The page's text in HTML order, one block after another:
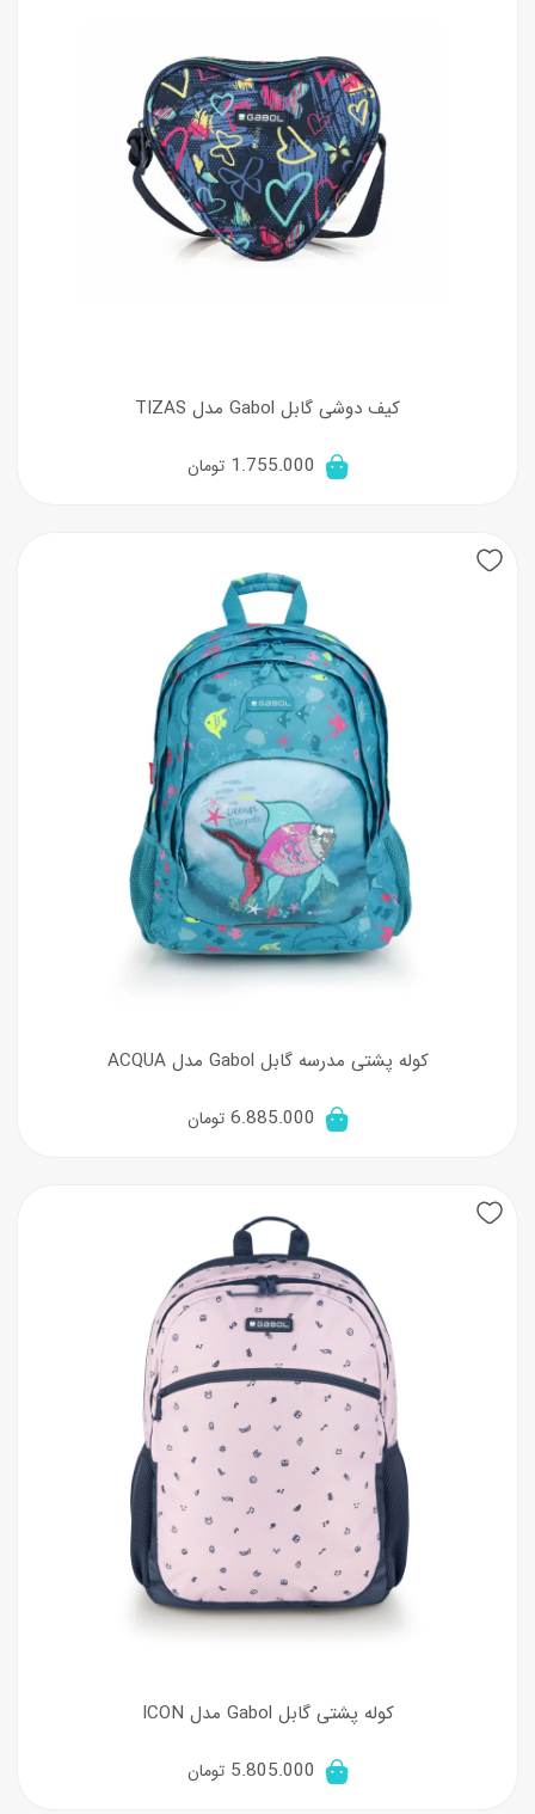
کیف دوشی گابل Gabol مدل TIZAS
1.755.000 تومان
کوله پشتی مدرسه گابل Gabol مدل ACQUA
6.885.000 تومان
کوله پشتی گابل Gabol مدل ICON
5.805.000 تومان